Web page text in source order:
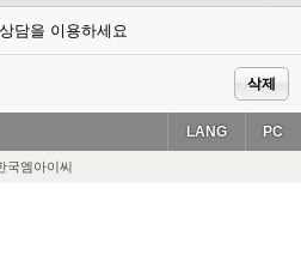
담을 이용하세요
삭제
PC
LANG
국엠아이씨